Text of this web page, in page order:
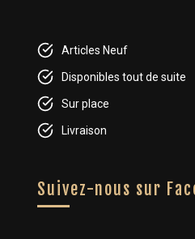
Articles Neuf
Disponibles tout de suite
Sur place
Livraison
Suivez-nous sur